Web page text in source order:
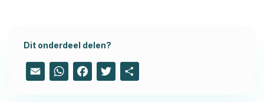
Dit onderdeel delen?
Email WhatsAppFacebook
Twitter